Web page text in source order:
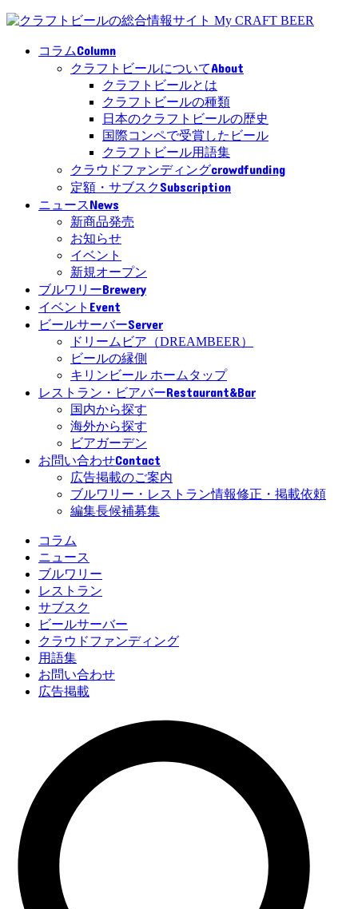
コラムColumn
クラフトビールについてAbout
クラフトビールとは
クラフトビールの種類
日本のクラフトビールの歴史
国際コンペで受賞したビール
クラフトビール用語集
クラウドファンディングcrowdfunding
定額・サブスクSubscription
ニュースNews
新商品発売
お知らせ
イベント
新規オープン
ブルワリーBrewery
イベント Event
ビールサーバーServer
ドリームビア（DREAMBEER）
ビールの縁側
キリンビール ホームタップ
レストラン・ビアバーRestaurant&Bar
国内から探す
海外から探す
ビアガーデン
お問い合わせContact
広告掲載のご案内
ブルワリー・レストラン情報修正・掲載依頼
編集長候補募集
コラム
ニュース
ブルワリー
レストラン
サブスク
ビールサーバー
クラウドファンディング
用語集
お問い合わせ
広告掲載